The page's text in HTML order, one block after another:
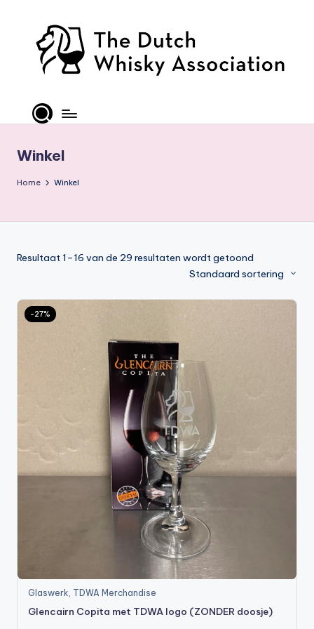
D
A
-
ci
S
t
Winkel
Home Winkel
Resultaat 1–16 van de 29 resultaten wordt getoond
Standaard sortering
-27%
Glaswerk, TDWA Merchandise
Glencairn Copita met TDWA logo (ZONDER doosje)